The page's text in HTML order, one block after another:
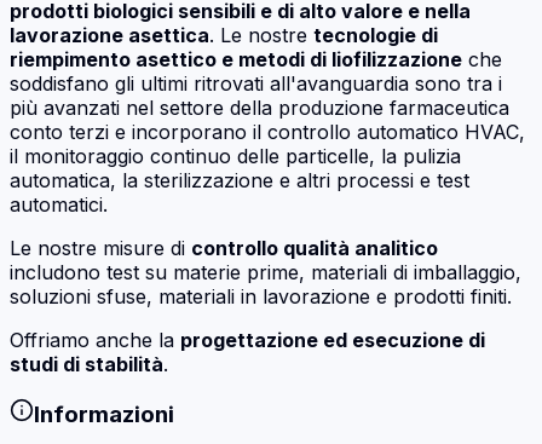
prodotti biologici sensibili e di alto valore e nella
lavorazione asettica. Le nostre tecnologie di
riempimento asettico e metodi di liofilizzazione che
soddisfano gli ultimi ritrovati all'avanguardia sono tra i
più avanzati nel settore della produzione farmaceutica
conto terzi e incorporano il controllo automatico HVAC,
il monitoraggio continuo delle particelle, la pulizia
automatica, la sterilizzazione e altri processi e test
automatici.
Le nostre misure di controllo qualità analitico
includono test su materie prime, materiali di imballaggio,
soluzioni sfuse, materiali in lavorazione e prodotti finiti.
Offriamo anche la progettazione ed esecuzione di
studi di stabilità.
Informazioni